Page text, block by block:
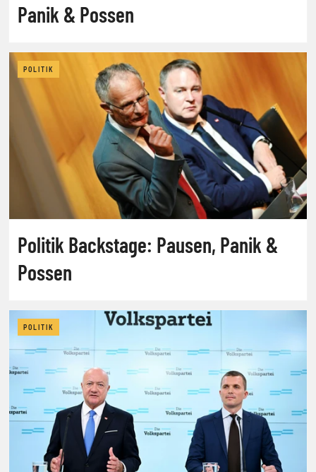
Panik & Possen
POLITIK
Politik Backstage: Pausen, Panik &
Possen
POLITIK